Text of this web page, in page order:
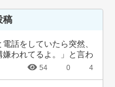
稿
話をしていたら突然、
嫌われてるよ。」と言わ
54 0 4